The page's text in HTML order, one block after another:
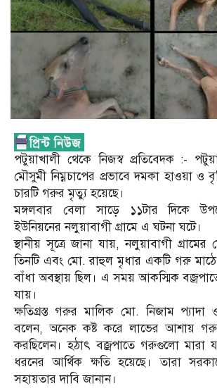
পটুয়াখালী থেকে নিজস্ব প্রতিবেদক :-
মৌসুমী নিম্নচাপের প্রভাবে দমকা হাওয়া ও
চারটি গরুর মৃত্যু হয়েছে।
মঙ্গলবার বেলা সাড়ে ১১টার দিকে
ইউনিয়নের নলুয়াবাগী গ্রামে এ ঘটনা ঘটে।
স্থানীয় সূত্রে জানা যায়, নলুয়াবাগী
তিনটি এবং মো. রাহুল মৃধার একটি গরু
বাঁধা অবস্থায় ছিল। এ সময় আকস্মিক
যায়।
ক্ষতিগ্রস্ত গরুর মালিক মো. নিজাম
বলেন, অনেক কষ্ট করে লাভের আশায়
করছিলেন। হঠাৎ বজ্রপাতে গরুগুলো মারা
ধরনের আর্থিক ক্ষতি হয়েছে। তারা
সহায়তার দাবি জানান।